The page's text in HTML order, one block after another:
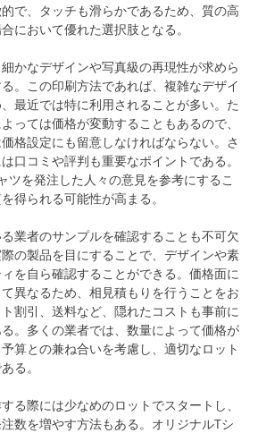
で、タッチも滑らかであるため、質の高
において優れた選択肢となる。
かなデザインや写真級の再現性が求めら
。この印刷方法であれば、複雑なデザイ
最近では特に利用されることが多い。た
っては価格が変動することもあるので、
格設定にも留意しなければならない。さ
口コミや評判も重要なポイントである。
ツを発注した人々の意見を参考にするこ
得られる可能性が高まる。
業者のサンプルを確認することも不可欠
の製品を目にすることで、デザインや素
を自ら確認することができる。価格面に
異なるため、相見積もりを行うことをお
割引、送料など、隠れたコストも事前に
。多くの業者では、数量によって価格が
算との兼ね合いを考慮し、適切なロット
る。
る際には少なめのロットでスタートし、
数を増やす方法もある。オリジナルTシ